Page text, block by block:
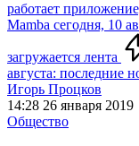
работает
Mamba сегодня, 10
загружается лента
августа: последние
Игорь Процков
14:28 26 января 2019
Общество